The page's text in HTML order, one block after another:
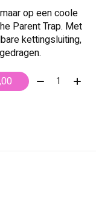
op een coole
Parent Trap. Met
kettingsluiting,
Aantal: